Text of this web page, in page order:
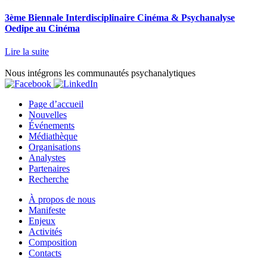
3ème Biennale Interdisciplinaire Cinéma & Psychanalyse
Oedipe au Cinéma
Lire la suite
Nous intégrons les communautés psychanalytiques
Page d’accueil
Nouvelles
Événements
Médiathèque
Organisations
Analystes
Partenaires
Recherche
À propos de nous
Manifeste
Enjeux
Activités
Composition
Contacts